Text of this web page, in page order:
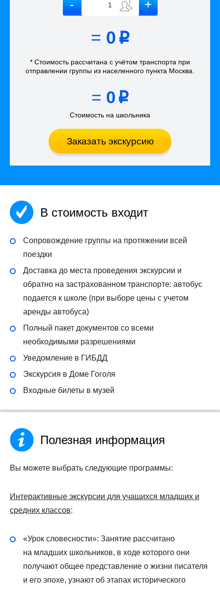
= 0 p
* Стоимость рассчитана с учётом транспорта при
отправлении группы из населенного пункта Москва
= 0 p
Стоимость на школьника
Заказать экскурсию
В стоимость входит
Сопровождение группы на протяжении всей
поездки
Доставка до места проведения экскурсии и
обратно на застрахованном транспорте: автобус
подается к школе (при выборе цены с учетом
аренды автобуса)
Полный пакет документов со всеми
необходимыми разрешениями
Уведомление в ГИБДД
Экскурсия в Доме Гоголя
Входные билеты в музей
Полезная информация
Вы можете выбрать следующие программы:
Интерактивные экскурсии для учащихся младших и
средних классов:
«Урок словесности»: Занятие рассчитано
на младших школьников, в ходе которого они
получают общее представление о жизни писателя
и его эпохе, узнают об этапах исторического